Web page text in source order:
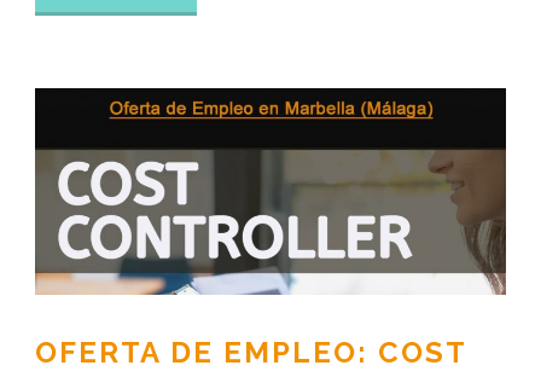
OFERTA DE EMPLEO: COST